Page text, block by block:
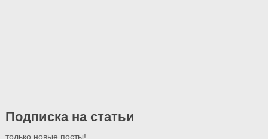
Подписка на статьи
только новые посты!